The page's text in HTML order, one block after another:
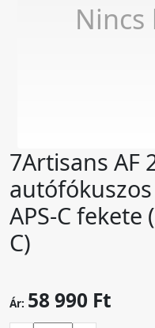
Nincs
7Artisans AF
APS-C fekete
C)
Ár: 58 990 Ft